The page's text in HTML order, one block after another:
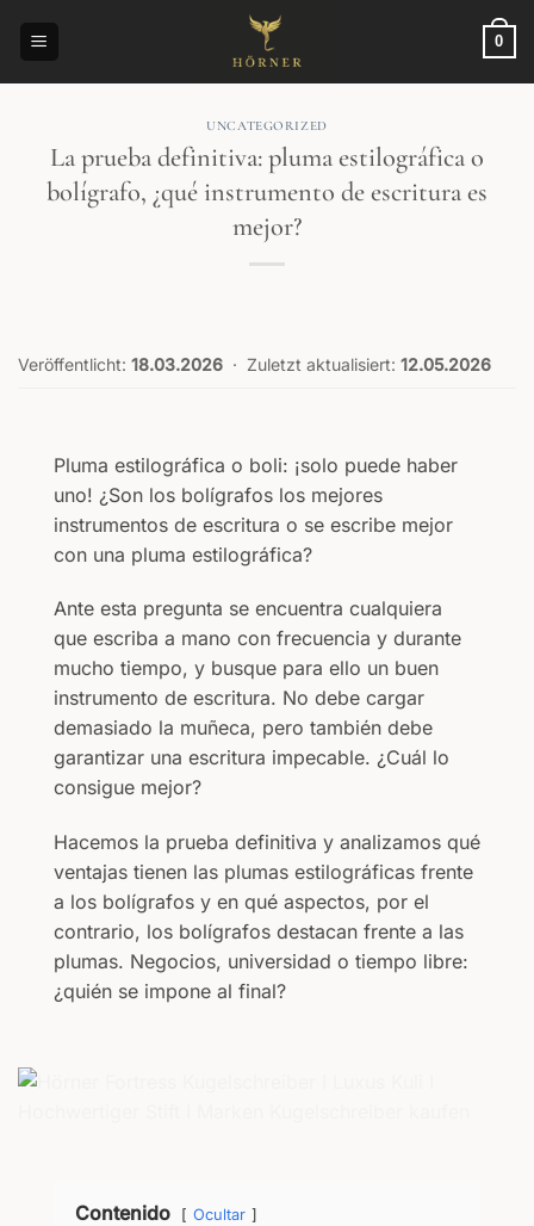
0
UNCATEGORIZED
La prueba definitiva: pluma estilográfica o
bolígrafo, ¿qué instrumento de escritura es
mejor?
Veröffentlicht: 18.03.2026 · Zuletzt aktualisiert: 12.05.2026
Pluma estilográfica o boli: ¡solo puede haber
uno! ¿Son los bolígrafos los mejores
instrumentos de escritura o se escribe mejor
con una pluma estilográfica?
Ante esta pregunta se encuentra cualquiera
que escriba a mano con frecuencia y durante
mucho tiempo, y busque para ello un buen
instrumento de escritura. No debe cargar
demasiado la muñeca, pero también debe
garantizar una escritura impecable. ¿Cuál lo
consigue mejor?
Hacemos la prueba definitiva y analizamos qué
ventajas tienen las plumas estilográficas frente
a los bolígrafos y en qué aspectos, por el
contrario, los bolígrafos destacan frente a las
plumas. Negocios, universidad o tiempo libre:
¿quién se impone al final?
Contenido Ocultar